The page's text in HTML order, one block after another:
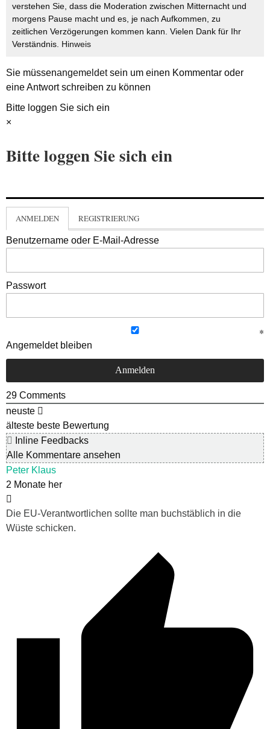
verstehen Sie, dass die Moderation zwischen Mitternacht und
morgens Pause macht und es, je nach Aufkommen, zu
zeitlichen Verzögerungen kommen kann. Vielen Dank für Ihr
Verständnis. Hinweis
Sie müssenangemeldetsein um einen Kommentar oder
eine Antwort schreiben zu können
Bitte loggen Sie sich ein
×
Bitte loggen Sie sich ein
ANMELDEN REGISTRIERUNG
Benutzername oder E-Mail-Adresse
Passwort
Angemeldet bleiben
29 Comments
neuste
älteste beste Bewertung
Inline Feedbacks
Alle Kommentare ansehen
Peter Klaus
2 Monate her
Die EU-Verantwortlichen sollte man buchstäblich in die
Wüste schicken.